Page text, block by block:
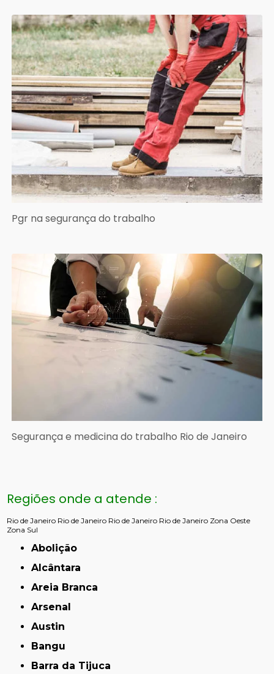
Pgr na segurança do trabalho
Segurança e medicina do trabalho Rio de Janeiro
Regiões onde a atende :
Rio de Janeiro Rio de Janeiro Rio de Janeiro Rio de Janeiro Zona Oeste
Zona Sul
Abolição
Alcântara
Areia Branca
Arsenal
Austin
Bangu
Barra da Tijuca